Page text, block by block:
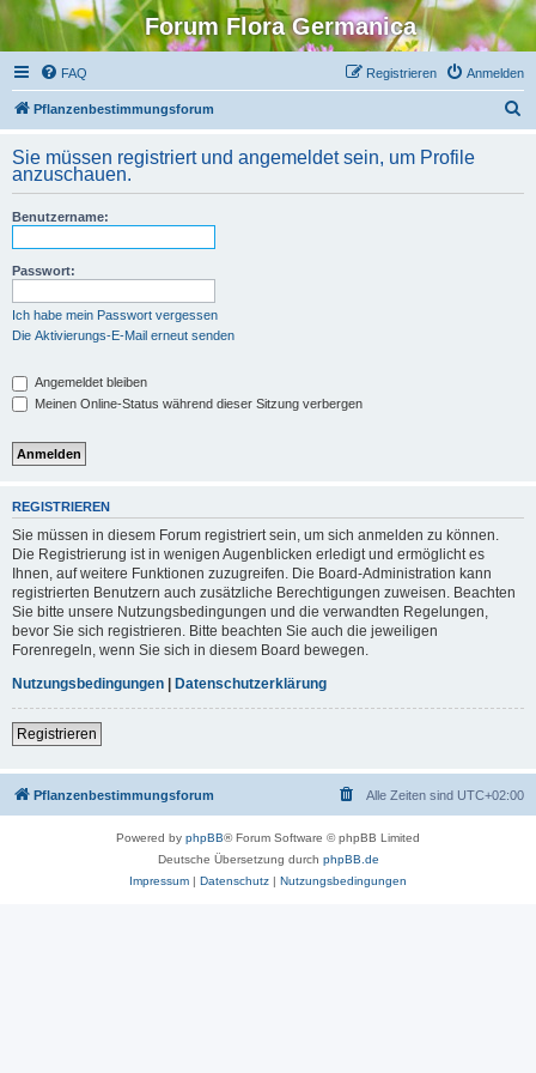
Forum Flora Germanica
FAQ Anmelden
Registrieren
Pflanzenbestimmungsforum
h
Sie müssen registriert und angemeldet sein, um Profile
anzuschauen.
Benutzername:
Passwort:
Ich habe mein Passwort vergessen
Die Aktivierungs-E-Mail erneut senden
Angemeldet bleiben
Meinen Online-Status während dieser Sitzung verbergen
REGISTRIEREN
Sie müssen in diesem Forum registriert sein, um sich anmelden zu können.
Die Registrierung ist in wenigen Augenblicken erledigt und ermöglicht es
Ihnen, auf weitere Funktionen zuzugreifen. Die Board-Administration kann
registrierten Benutzern auch zusätzliche Berechtigungen zuweisen. Beachten
Sie bitte unsere Nutzungsbedingungen und die verwandten Regelungen,
bevor Sie sich registrieren. Bitte beachten Sie auch die jeweiligen
Forenregeln, wenn Sie sich in diesem Board bewegen.
Nutzungsbedingungen | Datenschutzerklärung
Registrieren
Pflanzenbestimmungsforum Alle Zeiten sind UTC+02:00
Powered by phpBB® Forum Software © phpBB Limited
Deutsche Übersetzung durch phpBB.de
Impressum | Datenschutz | Nutzungsbedingungen